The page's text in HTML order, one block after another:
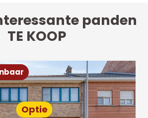
panden
TE KOOP
Optie